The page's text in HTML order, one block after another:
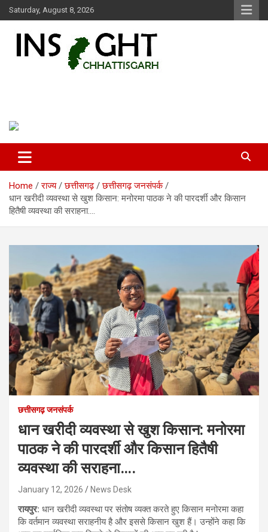
Skip
to
Saturday, August 8, 2026
Home राज्य छत्तीसगढ़
छत्तीसगढ़ जनसंपर्क
धान खरीदी व्यवस्था से खुश किसान: मनोरमा पाठक ने की पारदर्शी और किसान
हितैषी व्यवस्था की सराहना….
छत्तीसगढ़ जनसंपर्क
धान खरीदी व्यवस्था से खुश किसान: मनोरमा
पाठक ने की पारदर्शी और किसान हितैषी
व्यवस्था की सराहना….
January 12, 2026 News Desk
रायपुर: धान खरीदी व्यवस्था पर संतोष व्यक्त करते हुए किसान मनोरमा कहा
कि वर्तमान व्यवस्था सराहनीय है और इससे किसान खुश हैं। उन्होंने कहा कि